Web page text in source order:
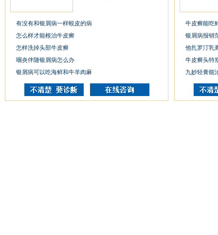
有没有和银屑病一样蜕皮的病
怎么样才能根治牛皮癣
怎样洗掉头部牛皮癣
咽炎伴随银屑病怎么办
银屑病可以吃海鲜和牛羊肉麻
牛皮癣能吃
银屑病报销
他扎罗汀乳
牛皮癣头特
九妙轻膏能